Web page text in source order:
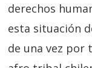
derechos
esta situación
de una vez por